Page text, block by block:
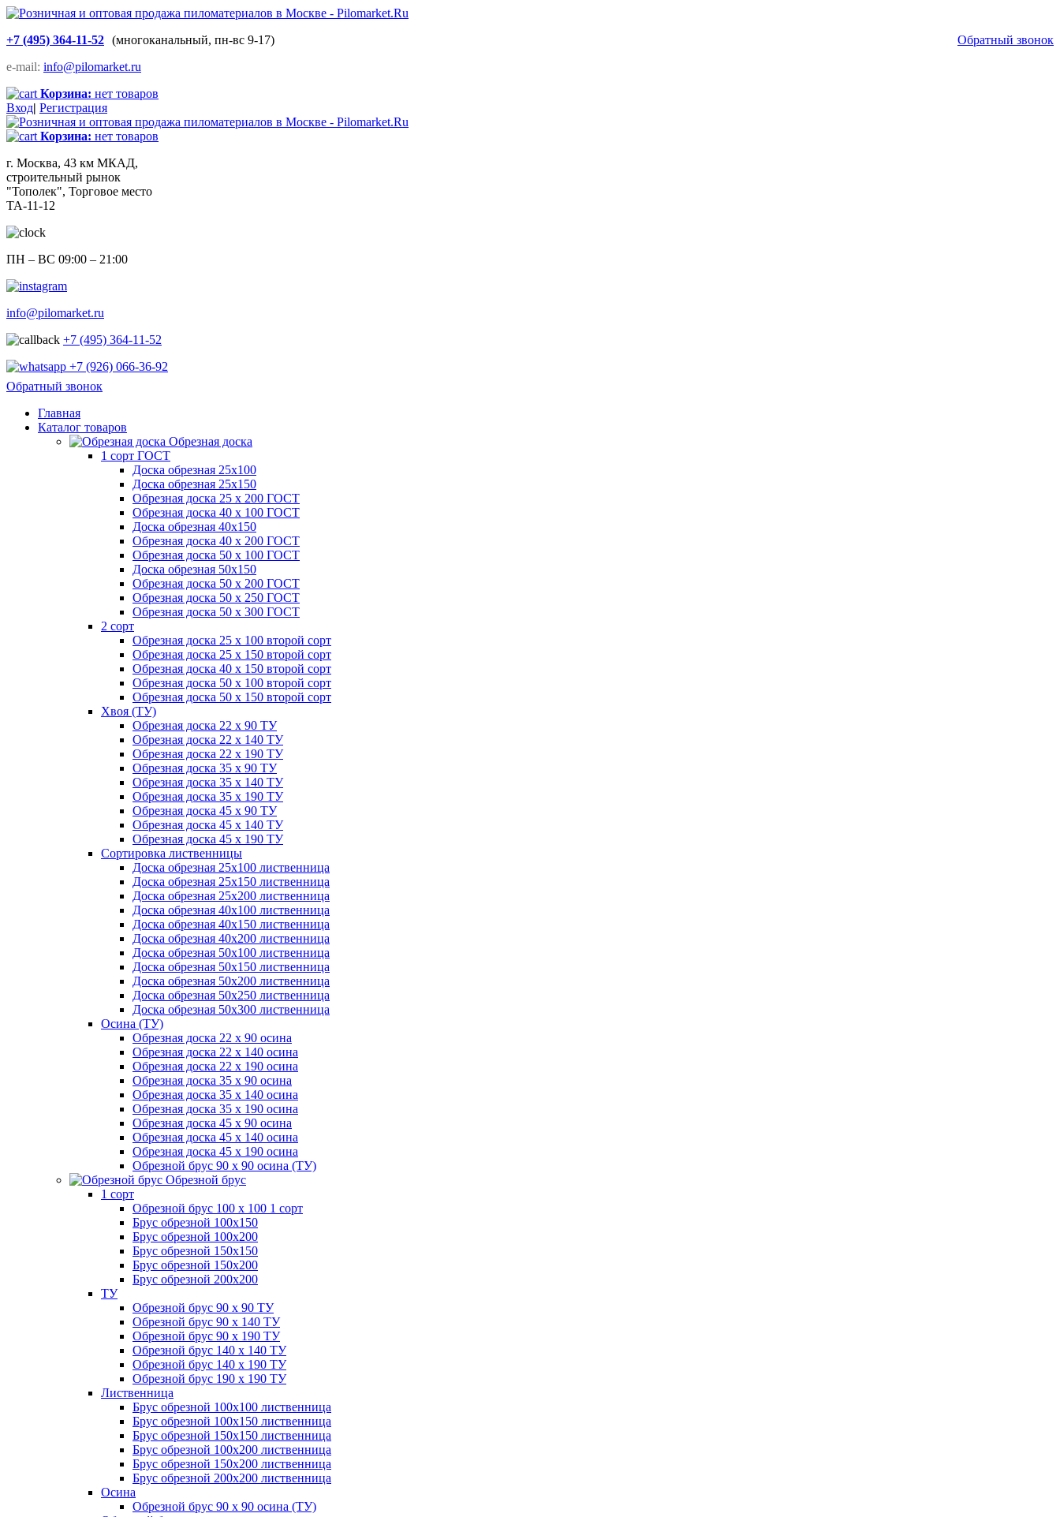
+7 (495) 364-11-52 Обратный звонок
(многоканальный, пн-вс 9-17)
e-mail: info@pilomarket.ru
Корзина: нет товаров
Вход| Регистрация
Корзина: нет товаров
г. Москва, 43 км МКАД,
строительный рынок
"Тополек", Торговое место
ТА-11-12
ПН – ВС 09:00 – 21:00
info@pilomarket.ru
+7 (495) 364-11-52
+7 (926) 066-36-92
Обратный звонок
Главная
Каталог товаров
Обрезная доска
1 сорт ГОСТ
Доска обрезная 25х100
Доска обрезная 25х150
Обрезная доска 25 х 200 ГОСТ
Обрезная доска 40 х 100 ГОСТ
Доска обрезная 40х150
Обрезная доска 40 х 200 ГОСТ
Обрезная доска 50 х 100 ГОСТ
Доска обрезная 50х150
Обрезная доска 50 х 200 ГОСТ
Обрезная доска 50 х 250 ГОСТ
Обрезная доска 50 х 300 ГОСТ
2 сорт
Обрезная доска 25 х 100 второй сорт
Обрезная доска 25 х 150 второй сорт
Обрезная доска 40 х 150 второй сорт
Обрезная доска 50 х 100 второй сорт
Обрезная доска 50 х 150 второй сорт
Хвоя (ТУ)
Обрезная доска 22 х 90 ТУ
Обрезная доска 22 х 140 ТУ
Обрезная доска 22 х 190 ТУ
Обрезная доска 35 х 90 ТУ
Обрезная доска 35 х 140 ТУ
Обрезная доска 35 х 190 ТУ
Обрезная доска 45 х 90 ТУ
Обрезная доска 45 х 140 ТУ
Обрезная доска 45 х 190 ТУ
Сортировка лиственницы
Доска обрезная 25х100 лиственница
Доска обрезная 25х150 лиственница
Доска обрезная 25х200 лиственница
Доска обрезная 40х100 лиственница
Доска обрезная 40х150 лиственница
Доска обрезная 40х200 лиственница
Доска обрезная 50х100 лиственница
Доска обрезная 50х150 лиственница
Доска обрезная 50х200 лиственница
Доска обрезная 50х250 лиственница
Доска обрезная 50х300 лиственница
Осина (ТУ)
Обрезная доска 22 х 90 осина
Обрезная доска 22 х 140 осина
Обрезная доска 22 х 190 осина
Обрезная доска 35 х 90 осина
Обрезная доска 35 х 140 осина
Обрезная доска 35 х 190 осина
Обрезная доска 45 х 90 осина
Обрезная доска 45 х 140 осина
Обрезная доска 45 х 190 осина
Обрезной брус 90 х 90 осина (ТУ)
Обрезной брус
1 сорт
Обрезной брус 100 х 100 1 сорт
Брус обрезной 100х150
Брус обрезной 100х200
Брус обрезной 150х150
Брус обрезной 150х200
Брус обрезной 200х200
ТУ
Обрезной брус 90 х 90 ТУ
Обрезной брус 90 х 140 ТУ
Обрезной брус 90 х 190 ТУ
Обрезной брус 140 х 140 ТУ
Обрезной брус 140 х 190 ТУ
Обрезной брус 190 х 190 ТУ
Лиственница
Брус обрезной 100х100 лиственница
Брус обрезной 100х150 лиственница
Брус обрезной 150х150 лиственница
Брус обрезной 100х200 лиственница
Брус обрезной 150х200 лиственница
Брус обрезной 200х200 лиственница
Осина
Обрезной брус 90 х 90 осина (ТУ)